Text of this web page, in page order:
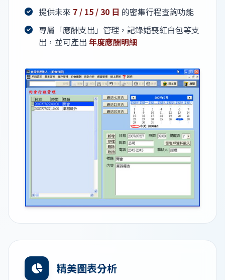
提供未來 7 / 15 / 30 日 的密集行程查詢功能
專屬「應酬支出」管理，記錄婚喪紅白包等支
出，並可產出 年度應酬明細
精美圖表分析